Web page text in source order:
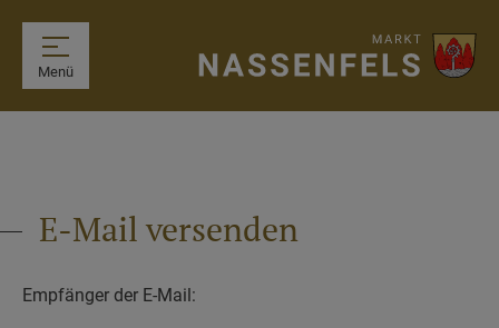
Menü
E-Mail versenden
Empfänger der E-Mail: